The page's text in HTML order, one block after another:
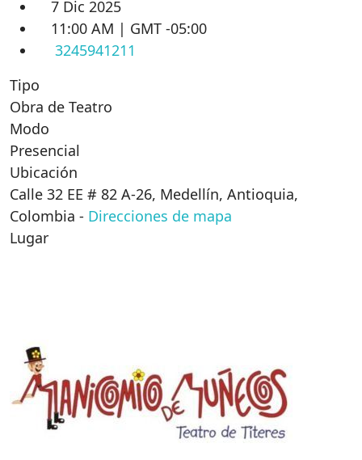
7 Dic 2025
11:00 AM | GMT -05:00
3245941211
Tipo
Obra de Teatro
Modo
Presencial
Ubicación
Calle 32 EE # 82 A-26, Medellín, Antioquia,
Colombia - Direcciones de mapa
Lugar